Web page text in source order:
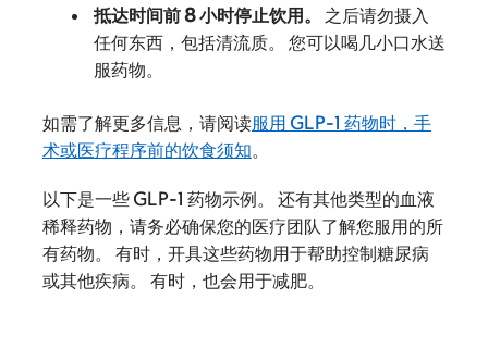
抵达时间前 8 小时停止饮用。
之后请勿摄入
任何东西，包括清流质。 您可以喝几小口水送
服药物。
如需了解更多信息，请阅读服用 GLP-1 药物时，手
术或医疗程序前的饮食须知。
以下是一些 GLP-1 药物示例。 还有其他类型的血液
稀释药物，请务必确保您的医疗团队了解您服用的所
有药物。 有时，开具这些药物用于帮助控制糖尿病
或其他疾病。 有时，也会用于减肥。